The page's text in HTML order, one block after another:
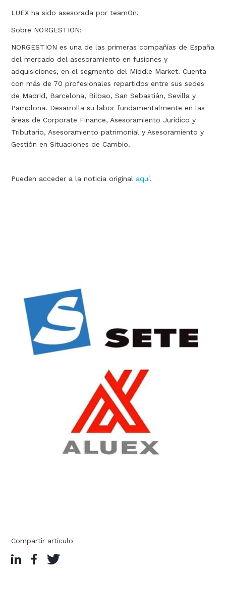
LUEX ha sido asesorada por teamOn.
Sobre NORGESTION:
NORGESTION es una de las primeras compañías de España
del mercado del asesoramiento en fusiones y
adquisiciones, en el segmento del Middle Market. Cuenta
con más de 70 profesionales repartidos entre sus sedes
de Madrid, Barcelona, Bilbao, San Sebastián, Sevilla y
Pamplona. Desarrolla su labor fundamentalmente en las
áreas de Corporate Finance, Asesoramiento Jurídico y
Tributario, Asesoramiento patrimonial y Asesoramiento y
Gestión en Situaciones de Cambio.
Pueden acceder a la noticia original aquí.
Compartir artículo